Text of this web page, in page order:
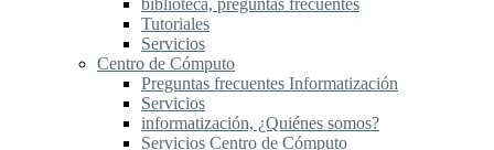
biblioteca, preguntas frecuentes
Tutoriales
Servicios
Centro de Cómputo
Preguntas frecuentes Informatización
Servicios
informatización, ¿Quiénes somos?
Servicios Centro de Cómputo